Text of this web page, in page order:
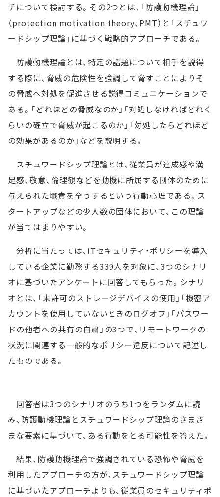
チについて検討する。その2つとは、「防護動機理論」
（protection motivation theory、PMT）と「スチュワ
ードシップ理論」に基づく戦略的アプローチである。
防護動機理論とは、特定の話題について相手を説得
する際に、脅威の危険性を強調して脅すことによりそ
の脅威へ対処を促進させる説得コミュニケーションで
ある。「どれほどの脅威なのか」「対処しなければどれく
らいの確立で脅威が起こるのか」「対処したらどれほど
の効果があるのか」などを説明する。
スチュワードシップ理論とは、従業員が達成感や満
足感、敬意、倫理観などを動機に所属する団体のために
与えられた職責を全うするという行動心理である。ス
タートアップなどの少人数の団体において、この理論
が当てはまりやすい。
分析に当たっては、ITセキュリティ・ポリシーを導入
している企業に勤務する339人を対象に、3つのシナリ
オに基づいたアンケートに回答してもらった。シナリ
オとは、「未許可のストレージデバイスの使用」「機密ア
カウントを使用していないときのログオフ」「パスワー
ドの他者への共有の自粛」の3つで、リモートワークの
状況に関連する一般的なポリシー違反について記述し
たものである。
回答者は3つのシナリオのうち1つをランダムに読
み、防護動機理論とスチュワードシップ理論のさまざ
まな要素に基づいて、ある行動をとる可能性を答えた。
結果、防護動機理論で強調されている恐怖や脅威を
利用したアプローチの方が、スチュワードシップ理論
に基づいたアプローチよりも、従業員のセキュリティポ